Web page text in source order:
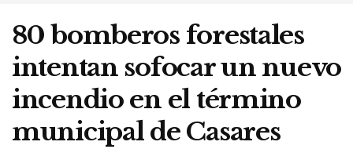
80 bomberos forestales
intentan sofocar un nuevo
incendio en el término
municipal de Casares